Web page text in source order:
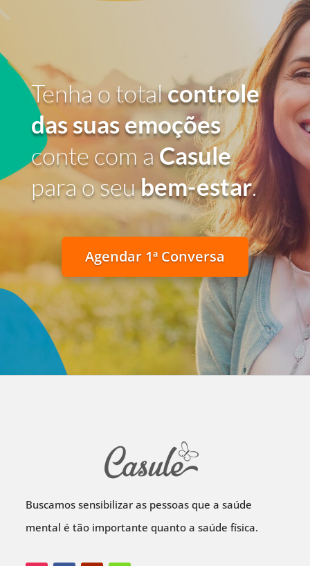
Tenha o totalcontrole
das suas emoções
conte com a Casule
para o seubem-estar.
Agendar 1ª Conversa
Buscamos sensibilizar as pessoas que a saúde
mental é tão importante quanto a saúde física.